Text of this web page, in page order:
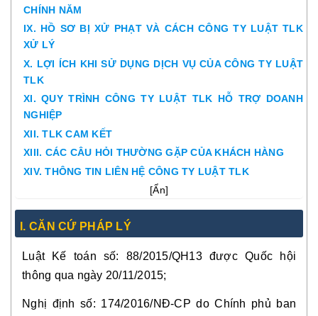
CHÍNH NĂM
IX. HỒ SƠ BỊ XỬ PHẠT VÀ CÁCH CÔNG TY LUẬT TLK
XỬ LÝ
X. LỢI ÍCH KHI SỬ DỤNG DỊCH VỤ CỦA CÔNG TY LUẬT
TLK
XI. QUY TRÌNH CÔNG TY LUẬT TLK HỖ TRỢ DOANH
NGHIỆP
XII. TLK CAM KẾT
XIII. CÁC CÂU HỎI THƯỜNG GẶP CỦA KHÁCH HÀNG
XIV. THÔNG TIN LIÊN HỆ CÔNG TY LUẬT TLK
[Ẩn]
I. CĂN CỨ PHÁP LÝ
Luật Kế toán số: 88/2015/QH13 được Quốc hội
thông qua ngày 20/11/2015;
Nghị định số: 174/2016/NĐ-CP do Chính phủ ban